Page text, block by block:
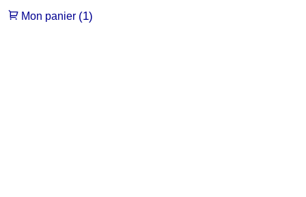
Mon panier (1)